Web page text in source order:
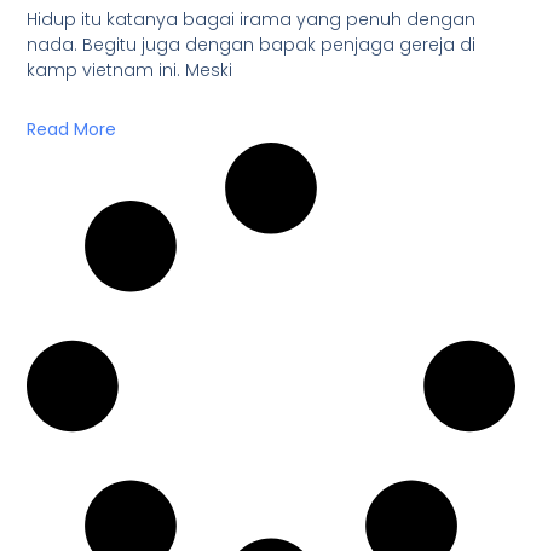
Hidup itu katanya bagai irama yang penuh dengan
nada. Begitu juga dengan bapak penjaga gereja di
kamp vietnam ini. Meski
Read More